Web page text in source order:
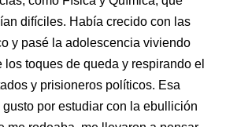
difíciles. Había crecido con las
y pasé la adolescencia viviendo
los toques de queda y respirando el
y prisioneros políticos. Esa
por estudiar con la ebullición